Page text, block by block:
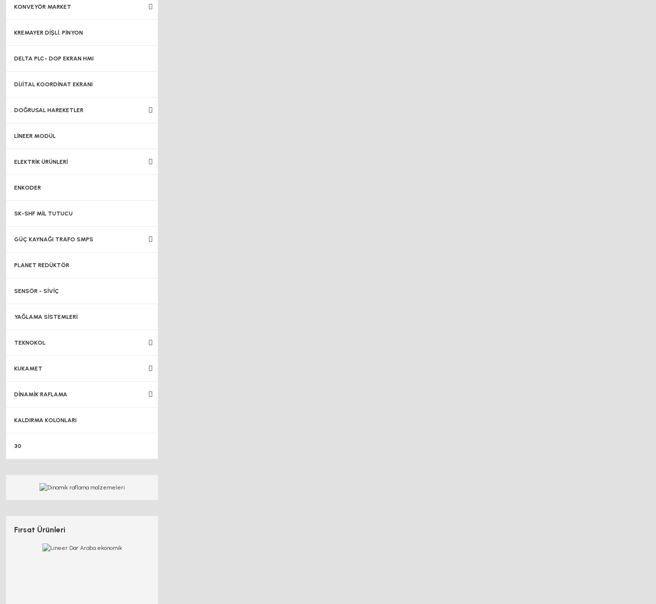
KONVEYÖR MARKET
KREMAYER DİŞLİ, PİNYON
DELTA PLC- DOP EKRAN HMI
DİJİTAL KOORDİNAT EKRANI
DOĞRUSAL HAREKETLER
LİNEER MODÜL
ELEKTRİK ÜRÜNLERİ
ENKODER
SK-SHF MİL TUTUCU
GÜÇ KAYNAĞI TRAFO SMPS
PLANET REDÜKTÖR
SENSÖR - SİVİÇ
YAĞLAMA SİSTEMLERİ
TEKNOKOL
KUKAMET
DİNAMİK RAFLAMA
KALDIRMA KOLONLARI
30
Fırsat Ürünleri